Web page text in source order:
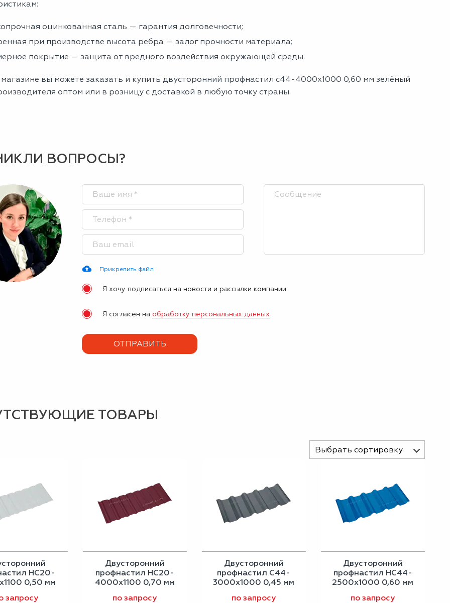
оцинкованная сталь — гарантия долговечности;
при производстве высота ребра — залог прочности материала;
покрытие — защита от вредного воздействия окружающей среды.
вы можете заказать и купить двусторонний профнастил с44-4000х1000 0,60 мм зелёный
оптом или в розницу с доставкой в любую точку страны.
ВОПРОСЫ?
Прикрепить файл
Я хочу подписаться на новости и рассылки компании
Я согласен на обработку персональных данных
ТОВАРЫ
Выбрать сортировку
НС20-
0,50 мм
запросу
Двусторонний
профнастил НС20-
4000х1100 0,70 мм
по запросу
Двусторонний
профнастил С44-
3000х1000 0,45 мм
по запросу
Двусторонний
профнастил НС44-
2500х1000 0,60 мм
по запросу